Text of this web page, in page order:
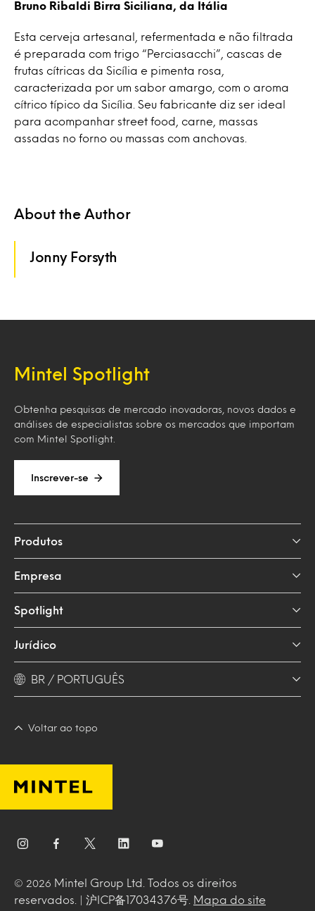
Bruno Ribaldi Birra Siciliana, da Itália
Esta cerveja artesanal, refermentada e não filtrada
é preparada com trigo “Perciasacchi”, cascas de
frutas cítricas da Sicília e pimenta rosa,
caracterizada por um sabor amargo, com o aroma
cítrico típico da Sicília. Seu fabricante diz ser ideal
para acompanhar street food, carne, massas
assadas no forno ou massas com anchovas.
About the Author
Jonny Forsyth
Mintel Spotlight
Obtenha pesquisas de mercado inovadoras, novos dados e
análises de especialistas sobre os mercados que importam
com Mintel Spotlight.
Inscrever-se
Produtos
Empresa
Spotlight
Jurídico
BR / PORTUGUÊS
Voltar ao topo
© 2026
Mintel Group Ltd. Todos os direitos
reservados. | 沪ICP备17034376号.
Mapa do site